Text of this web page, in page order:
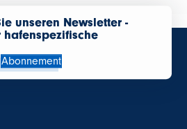
unseren Newsletter -
Abonnement